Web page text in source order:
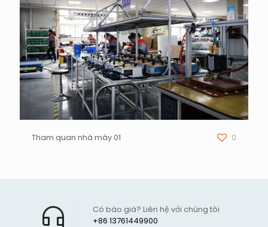
Tham quan nhà máy 01 0
+86 13761449900
Có báo giá? Liên hệ với chúng tôi